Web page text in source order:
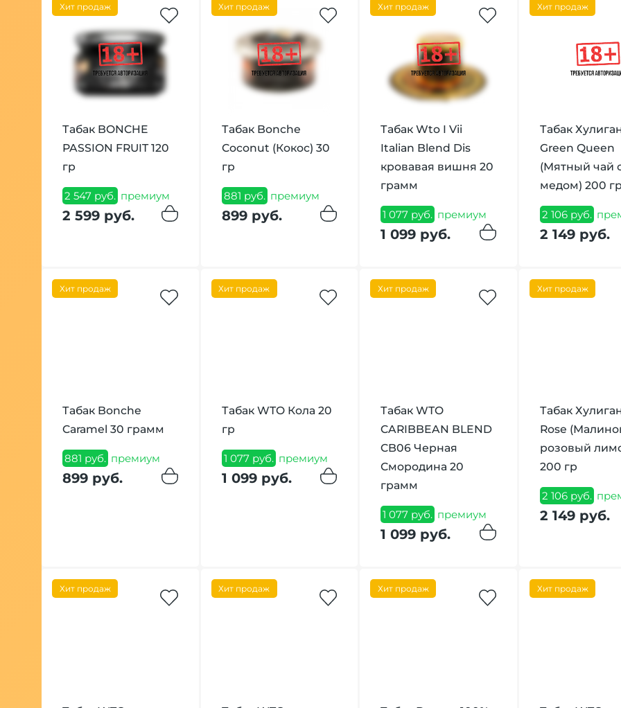
Хит продаж
Табак BONCHE
PASSION FRUIT 120
гр
2 547 руб. премиум
2 599 руб.
Хит продаж
Табак Bonche
Coconut (Кокос) 30
гр
881 руб. премиум
899 руб.
Хит продаж
Табак Wto I Vii
Italian Blend Dis
кровавая вишня 20
грамм
1 077 руб. премиум
1 099 руб.
Хит продаж
Табак
Green Queen
(Мятный чай
медом) 200 гр
2 106 руб.
2 149 руб.
Хит продаж
Табак Bonche
Caramel 30 грамм
881 руб. премиум
899 руб.
Хит продаж
Табак WTO Кола 20
гр
1 077 руб. премиум
1 099 руб.
Хит продаж
Табак WTO
CARIBBEAN BLEND
CB06 Черная
Смородина 20
грамм
1 077 руб. премиум
1 099 руб.
Хит продаж
Табак
Rose
розовый
200 гр
2 106 руб.
2 149 руб.
Хит продаж Хит продаж Хит продаж Хит продаж